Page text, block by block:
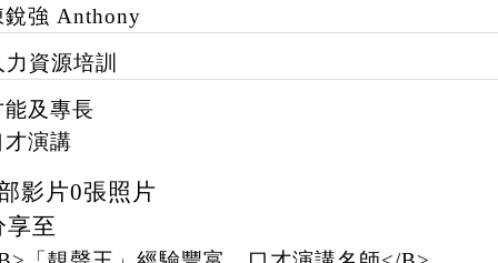
銳強 Anthony
力資源培訓
能及專長
才演講
影片0張照片
享至